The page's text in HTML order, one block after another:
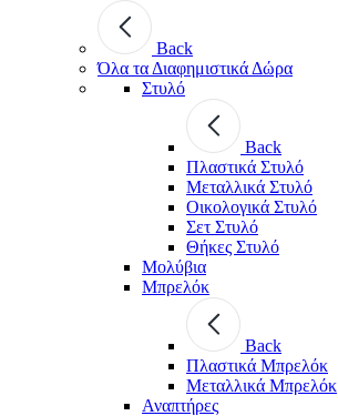
Back
Όλα τα Διαφημιστικά Δώρα
Στυλό
Back
Πλαστικά Στυλό
Μεταλλικά Στυλό
Οικολογικά Στυλό
Σετ Στυλό
Θήκες Στυλό
Μολύβια
Μπρελόκ
Back
Πλαστικά Μπρελόκ
Μεταλλικά Μπρελόκ
Αναπτήρες